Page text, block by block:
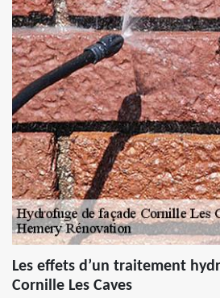
Les effets d’un traitement
Cornille Les Caves